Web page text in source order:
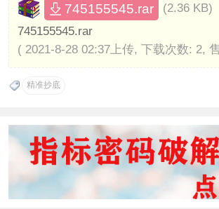
745155545.rar
(2.36 KB)
745155545.rar
( 2021-8-28 02:37上传, 下载次数: 2,
精准抄底